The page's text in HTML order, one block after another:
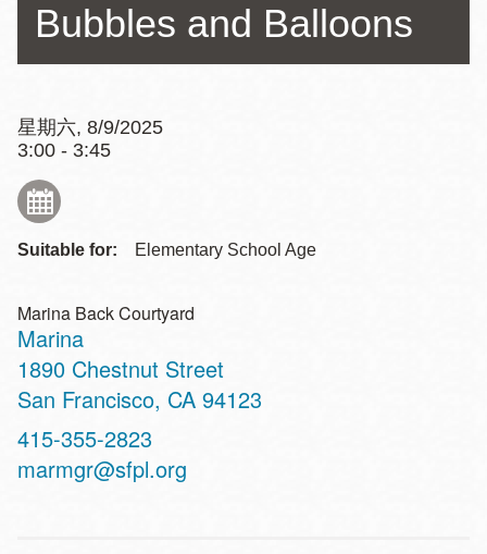
Bubbles and Balloons
星期六, 8/9/2025
3:00 - 3:45
Suitable for: Elementary School Age
Marina Back Courtyard
Marina
Address
1890 Chestnut Street
San Francisco, CA 94123
Contact
Telephone
415-355-2823
marmgr@sfpl.org